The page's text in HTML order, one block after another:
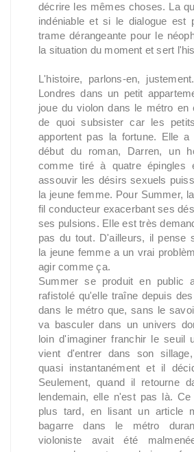
décrire les mêmes choses. La
indéniable et si le dialogue est
trame dérangeante pour le
la situation du moment et sert
L'histoire, parlons-en,
Londres dans un petit
joue du violon dans le métro en
de quoi subsister car les
apportent pas la fortune. Elle
début du roman, Darren, un
comme tiré à quatre épingles
assouvir les désirs sexuels
la jeune femme. Pour Summer,
fil conducteur exacerbant ses
ses pulsions. Elle est très
pas du tout. D'ailleurs, il pense
la jeune femme a un vrai
agir comme ça.
Summer se produit en public
rafistolé qu'elle traîne depuis
dans le métro que, sans le
va basculer dans un univers
loin d'imaginer franchir le seuil
vient d'entrer dans son
quasi instantanément et il
Seulement, quand il retourne
lendemain, elle n'est pas là.
plus tard, en lisant un article
bagarre dans le métro
violoniste avait été